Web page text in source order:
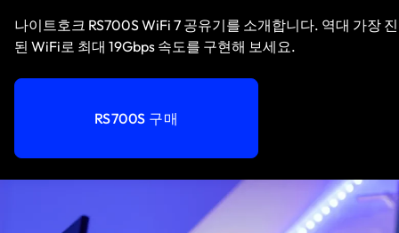
나이트호크 RS700S WiFi 7 공유기를 소개합니다. 역대 가장
된 WiFi로 최대 19Gbps 속도를 구현해 보세요.
RS700S 구매